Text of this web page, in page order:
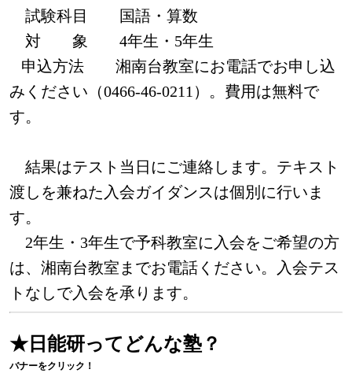
試験科目 国語・算数
対 象 4年生・5年生
申込方法 湘南台教室にお電話でお申し込
みください（0466-46-0211）。費用は無料で
す。
結果はテスト当日にご連絡します。テキスト
渡しを兼ねた入会ガイダンスは個別に行いま
す。
2年生・3年生で予科教室に入会をご希望の方
は、湘南台教室までお電話ください。入会テス
トなしで入会を承ります。
★日能研ってどんな塾？
バナーをクリック！